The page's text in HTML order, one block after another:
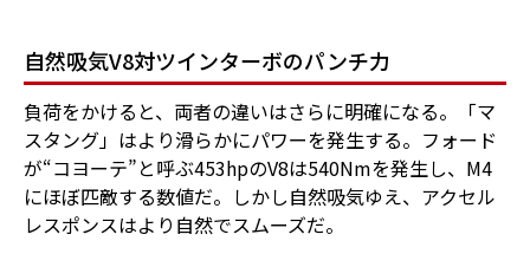
自然吸気V8対ツインターボのパンチ力
負荷をかけると、両者の違いはさらに明確になる。「マ
スタング」はより滑らかにパワーを発生する。フォード
が“コヨーテ”と呼ぶ453hpのV8は540Nmを発生し、M4
にほぼ匹敵する数値だ。しかし自然吸気ゆえ、アクセル
レスポンスはより自然でスムーズだ。